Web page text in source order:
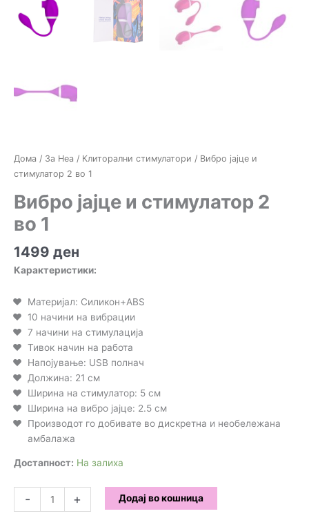
Дома / За Неа / Клиторални стимулатори / Вибро јајце и
стимулатор 2 во 1
Вибро јајце и стимулатор 2
во 1
1499 ден
Карактеристики:
Материјал: Силикон+ABS
10 начини на вибрации
7 начини на стимулација
Тивок начин на работа
Напојување: USB полнач
Должина: 21 см
Ширина на стимулатор: 5 см
Ширина на вибро јајце: 2.5 см
Производот го добивате во дискретна и необележана
амбалажа
Достапност: На залиха
-
јајце
+ Додај во кошница